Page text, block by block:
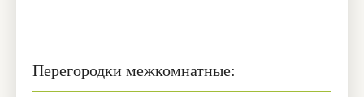
Перегородки межкомнатные: